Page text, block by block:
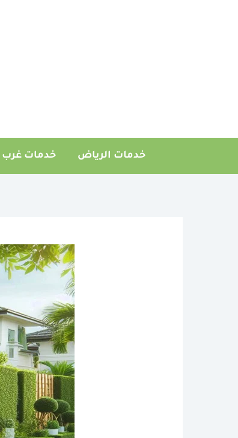
خدمات الرياض خدمات غرب